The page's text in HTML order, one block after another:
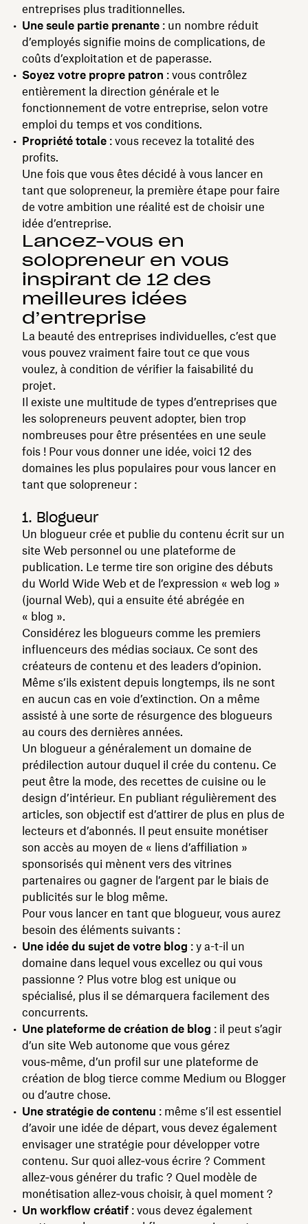
entreprises plus traditionnelles.
Une seule partie prenante : un nombre réduit
d’employés signifie moins de complications, de
coûts d’exploitation et de paperasse.
Soyez votre propre patron : vous contrôlez
entièrement la direction générale et le
fonctionnement de votre entreprise, selon votre
emploi du temps et vos conditions.
Propriété totale : vous recevez la totalité des
profits.
Une fois que vous êtes décidé à vous lancer en
tant que solopreneur, la première étape pour faire
de votre ambition une réalité est de choisir une
idée d’entreprise.
Lancez-vous en
solopreneur en vous
inspirant de 12 des
meilleures idées
d’entreprise
La beauté des entreprises individuelles, c’est que
vous pouvez vraiment faire tout ce que vous
voulez, à condition de vérifier la faisabilité du
projet.
Il existe une multitude de types d’entreprises que
les solopreneurs peuvent adopter, bien trop
nombreuses pour être présentées en une seule
fois ! Pour vous donner une idée, voici 12 des
domaines les plus populaires pour vous lancer en
tant que solopreneur :
1. Blogueur
Un blogueur crée et publie du contenu écrit sur un
site Web personnel ou une plateforme de
publication. Le terme tire son origine des débuts
du World Wide Web et de l’expression « web log »
(journal Web), qui a ensuite été abrégée en
« blog ».
Considérez les blogueurs comme les premiers
influenceurs des médias sociaux. Ce sont des
créateurs de contenu et des leaders d’opinion.
Même s’ils existent depuis longtemps, ils ne sont
en aucun cas en voie d’extinction. On a même
assisté à une sorte de résurgence des blogueurs
au cours des dernières années.
Un blogueur a généralement un domaine de
prédilection autour duquel il crée du contenu. Ce
peut être la mode, des recettes de cuisine ou le
design d’intérieur. En publiant régulièrement des
articles, son objectif est d’attirer de plus en plus de
lecteurs et d’abonnés. Il peut ensuite monétiser
son accès au moyen de « liens d’affiliation »
sponsorisés qui mènent vers des vitrines
partenaires ou gagner de l’argent par le biais de
publicités sur le blog même.
Pour vous lancer en tant que blogueur, vous aurez
besoin des éléments suivants :
Une idée du sujet de votre blog : y a-t-il un
domaine dans lequel vous excellez ou qui vous
passionne ? Plus votre blog est unique ou
spécialisé, plus il se démarquera facilement des
concurrents.
Une plateforme de création de blog : il peut s’agir
d’un site Web autonome que vous gérez
vous‑même, d’un profil sur une plateforme de
création de blog tierce comme Medium ou Blogger
ou d’autre chose.
Une stratégie de contenu : même s’il est essentiel
d’avoir une idée de départ, vous devez également
envisager une stratégie pour développer votre
contenu. Sur quoi allez‑vous écrire ? Comment
allez‑vous générer du trafic ? Quel modèle de
monétisation allez‑vous choisir, à quel moment ?
Un workflow créatif : vous devez également